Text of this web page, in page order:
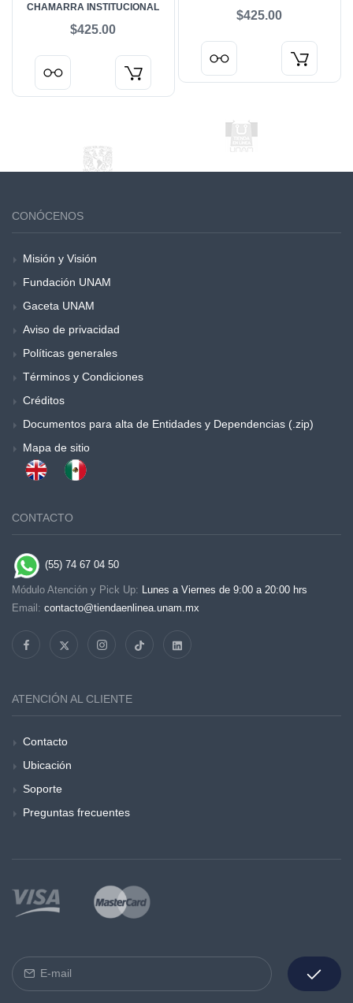
CHAMARRA INSTITUCIONAL
$425.00
$425.00
CONÓCENOS
Misión y Visión
Fundación UNAM
Gaceta UNAM
Aviso de privacidad
Políticas generales
Términos y Condiciones
Créditos
Documentos para alta de Entidades y Dependencias (.zip)
Mapa de sitio
CONTACTO
(55) 74 67 04 50
Módulo Atención y Pick Up: Lunes a Viernes de 9:00 a 20:00 hrs
Email: contacto@tiendaenlinea.unam.mx
ATENCIÓN AL CLIENTE
Contacto
Ubicación
Soporte
Preguntas frecuentes